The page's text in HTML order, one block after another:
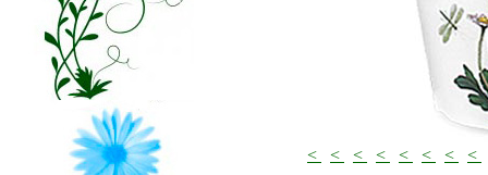
< < < < < < < <